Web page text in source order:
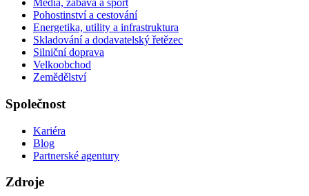
Média, zábava a sport
Pohostinství a cestování
Energetika, utility a infrastruktura
Skladování a dodavatelský řetězec
Silniční doprava
Velkoobchod
Zemědělství
Společnost
Kariéra
Blog
Partnerské agentury
Zdroje